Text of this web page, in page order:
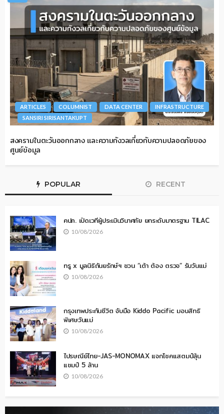
ARTICLES COLUMNIST DATA CENTER
INFRASTRUCTURE
SANSIRI SIRISANTAKUPT
สงครามในตะวันออกกลาง และความกังวลเกี่ยวกับความปลอดภัยของ
ศูนย์ข้อมูล
POPULAR RECENT
คปภ. เปิดเวทีผู้ประเมินวินาศภัย ยกระดับมาตรฐาน TILAC
10/08/2026
ทรู x มูลนิธิถันยรักษ์ฯ ชวน “เต้า ต้อง ตรวจ” รับวันแม่
10/08/2026
กรุงเทพประกันชีวิต จับมือ Kiddo Pacific มอบสิทธิ
พิเศษวันแม่
10/08/2026
ไปรษณีย์ไทย-JAS-MONOMAX แจกโชคแสตมป์ลุ้น
แชมป์ 5 ล้าน
10/08/2026